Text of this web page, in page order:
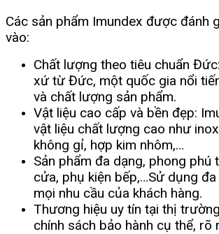
Các sản phẩm Imundex được đánh
vào:
Chất lượng theo tiêu chuẩn
xứ từ Đức, một quốc gia nổi
và chất lượng sản phẩm.
Vật liệu cao cấp và bền đẹp:
vật liệu chất lượng cao như
không gỉ, hợp kim nhôm,…
Sản phẩm đa dạng, phong phú
cửa, phụ kiện bếp,…Sử dụng
mọi nhu cầu của khách hàng.
Thương hiệu uy tín tại thị
chính sách bảo hành cụ thể, rõ